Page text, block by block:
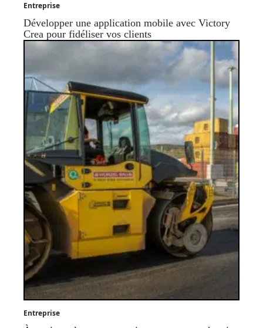
Entreprise
Développer une application mobile avec Victory
Crea pour fidéliser vos clients
Entreprise